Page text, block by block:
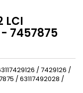
LCI
7457875
/ 7429126 /
/ 63117492028 /